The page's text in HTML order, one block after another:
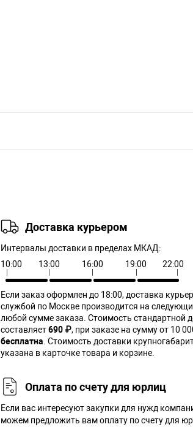
Доставка курьером
Интервалы доставки в пределах МКАД:
10:00
13:00 16:00 19:00 22:00
Если заказ оформлен до 18:00, доставка
службой по Москве производится на
любой сумме заказа. Cтоимость стандартной
составляет690 ₽, при заказе на сумму от 10
бесплатна . Стоимость доставки
указана в карточке товара и корзине.
Оплата по счету для юрлиц
Если вас интересуют закупки для нужд
можем предложить вам оплату по счету для